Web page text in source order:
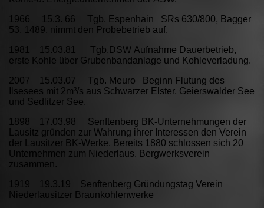
1966 15.3. 66 Tgb. Espenhain SRs 630/800, Bagger
53, 1489, nimmt den Probebetrieb auf.
1981 15.03.81 Tgb.DSW Aufnahme Dauerbetrieb,
erste Kohle über Grubenbandanlage und Kohleverladung.
2007 15.03.07 Tgb. Meuro Beginn Flutung des
Ilsesees mit 2m³/s aus Schwarzer Elster, Geierswalder See
und Sedlitzer See.
1898 17.03.98 Senftenberg BK-Unternehmungen der
Lausitz gründen zur Wahrung ihrer Interessen den Verein
der Lausitzer BK-Werke. Bereits 1880 schlossen sich 20
Unternehmen zum Niederlaus. Bergwerksverein
zusammen.
1919 19.3.19 Senftenberg Gründungstag Verein
Niederlausitzer Braunkohlenwerke